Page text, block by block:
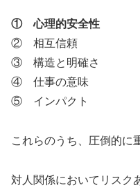
① 心理的安全性
② 相互信頼
③ 構造と明確さ
④ 仕事の意味
⑤ インパクト
これらのうち、圧倒的に
対人関係においてリスク